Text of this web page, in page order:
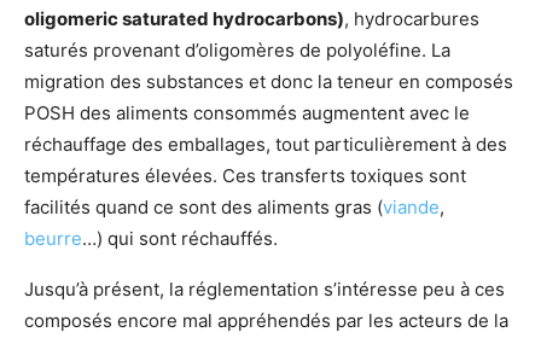
oligomeric saturated hydrocarbons), hydrocarbures
saturés provenant d’oligomères de polyoléfine. La
migration des substances et donc la teneur en composés
POSH des aliments consommés augmentent avec le
réchauffage des emballages, tout particulièrement à des
températures élevées. Ces transferts toxiques sont
facilités quand ce sont des aliments gras (viande,
beurre…) qui sont réchauffés.
Jusqu’à présent, la réglementation s’intéresse peu à ces
composés encore mal appréhendés par les acteurs de la